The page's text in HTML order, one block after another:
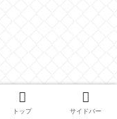
トップ サイドバー